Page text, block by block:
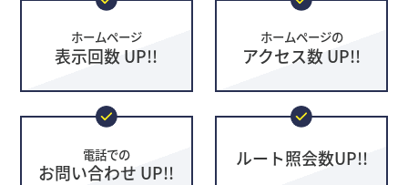
ホームページ
表示回数 UP!!
ホームページの
アクセス数 UP!!
電話での
お問い合わせ UP!!
ルート照会数UP!!